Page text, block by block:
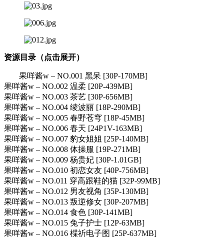
资源目录（点击展开）
果咩酱w – NO.001 黑呆 [30P-170MB]
果咩酱w – NO.002 温柔 [20P-439MB]
果咩酱w – NO.003 茶艺 [30P-656MB]
果咩酱w – NO.004 绫波丽 [18P-290MB]
果咩酱w – NO.005 春野苍穹 [18P-45MB]
果咩酱w – NO.006 春天 [24P1V-163MB]
果咩酱w – NO.007 豹女姐姐 [25P-140MB]
果咩酱w – NO.008 体操服 [19P-271MB]
果咩酱w – NO.009 杨贵妃 [30P-1.01GB]
果咩酱w – NO.010 初恋女友 [40P-756MB]
果咩酱w – NO.011 穿高跟鞋的猫 [32P-99MB]
果咩酱w – NO.012 男友视角 [35P-130MB]
果咩酱w – NO.013 叛逆修女 [30P-207MB]
果咩酱w – NO.014 食色 [30P-141MB]
果咩酱w – NO.015 兔子护士 [12P-63MB]
果咩酱w – NO.016 楪祈电子图 [25P-637MB]